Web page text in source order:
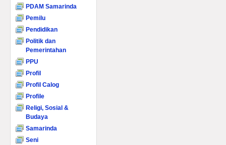
PDAM Samarinda
Pemilu
Pendidikan
Politik dan
Pemerintahan
PPU
Profil
Profil Calog
Profile
Religi, Sosial &
Budaya
Samarinda
Seni